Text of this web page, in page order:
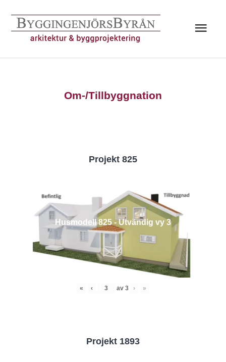
innehåll
Om-/Tillbyggnation
Projekt 825
Husmodell 825 - Utvändig vy 3
« ‹ av 3 › »
Projekt 1893